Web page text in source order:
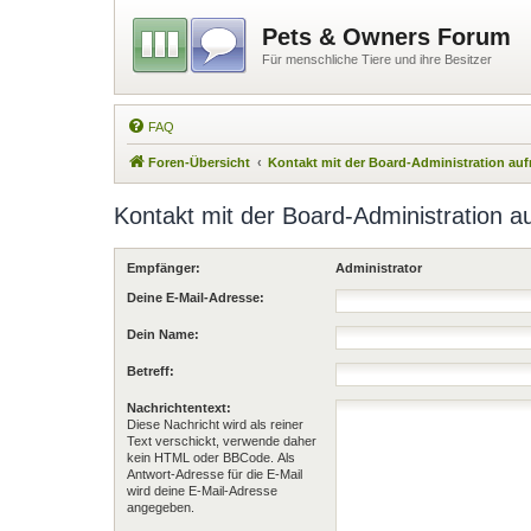
Pets & Owners Forum
Für menschliche Tiere und ihre Besitzer
FAQ
Foren-Übersicht Kontakt mit der Board-Administration
Kontakt mit der Board-Administration
Empfänger: Administrator
Deine E-Mail-Adresse:
Dein Name:
Betreff:
Nachrichtentext:
Diese Nachricht wird als reiner
Text verschickt, verwende daher
kein HTML oder BBCode. Als
Antwort-Adresse für die E-Mail
wird deine E-Mail-Adresse
angegeben.